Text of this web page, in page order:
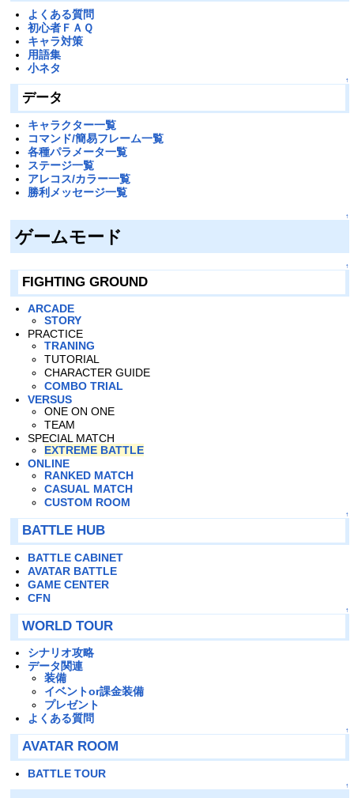
よくある質問
初心者ＦＡＱ
キャラ対策
用語集
小ネタ
↑
データ
キャラクター一覧
コマンド/簡易フレーム一覧
各種パラメータ一覧
ステージ一覧
アレコス/カラー一覧
勝利メッセージ一覧
↑
ゲームモード
↑
FIGHTING GROUND
ARCADE
STORY
PRACTICE
TRANING
TUTORIAL
CHARACTER GUIDE
COMBO TRIAL
VERSUS
ONE ON ONE
TEAM
SPECIAL MATCH
EXTREME BATTLE
ONLINE
RANKED MATCH
CASUAL MATCH
CUSTOM ROOM
↑
BATTLE HUB
BATTLE CABINET
AVATAR BATTLE
GAME CENTER
CFN
↑
WORLD TOUR
シナリオ攻略
データ関連
装備
イベントor課金装備
プレゼント
よくある質問
↑
AVATAR ROOM
BATTLE TOUR
↑